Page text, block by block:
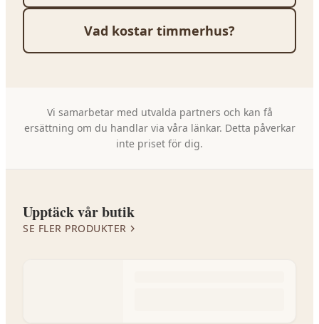
Vad kostar timmerhus?
Vi samarbetar med utvalda partners och kan få
ersättning om du handlar via våra länkar. Detta påverkar
inte priset för dig.
Upptäck vår butik
SE FLER PRODUKTER